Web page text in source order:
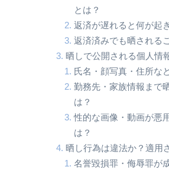
とは？
返済が遅れると何が起
返済済みでも晒される
晒しで公開される個人情
氏名・顔写真・住所な
勤務先・家族情報まで
は？
性的な画像・動画が悪
は？
晒し行為は違法か？適用
名誉毀損罪・侮辱罪が